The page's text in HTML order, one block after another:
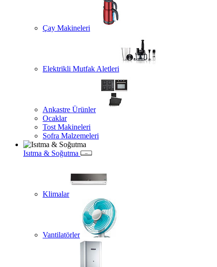
Çay Makineleri
Elektrikli Mutfak Aletleri
Ankastre Ürünler
Ocaklar
Tost Makineleri
Sofra Malzemeleri
Isıtma & Soğutma
Klimalar
Vantilatörler